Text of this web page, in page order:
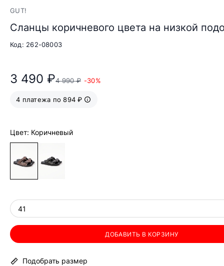
GUT!
Сланцы коричневого цвета на низкой
Код: 262-08003
3 490 ₽4 990 ₽ -30%
4 платежа по 894 ₽
Цвет: Коричневый
41
ДОБАВИТЬ В КОРЗИНУ
Подобрать размер